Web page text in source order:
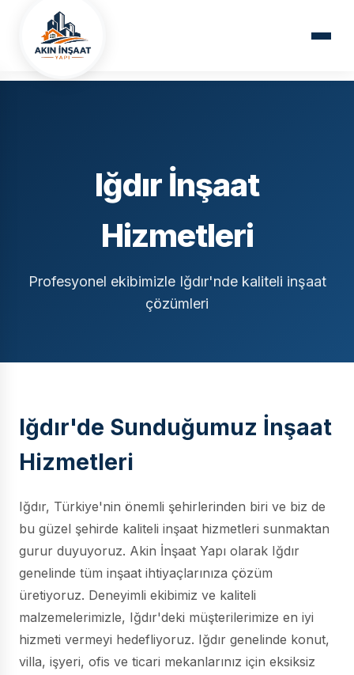
Ana Sayfa
Iğdır İnşaat
Hizmetleri
Profesyonel ekibimizle Iğdır'nde kaliteli inşaat
çözümleri
Iğdır'de Sunduğumuz İnşaat
Hizmetleri
Iğdır, Türkiye'nin önemli şehirlerinden biri ve biz de
bu güzel şehirde kaliteli inşaat hizmetleri sunmaktan
gurur duyuyoruz. Akin İnşaat Yapı olarak Iğdır
genelinde tüm inşaat ihtiyaçlarınıza çözüm
üretiyoruz. Deneyimli ekibimiz ve kaliteli
malzemelerimizle, Iğdır'deki müşterilerimize en iyi
hizmeti vermeyi hedefliyoruz. Iğdır genelinde konut,
villa, işyeri, ofis ve ticari mekanlarınız için eksiksiz